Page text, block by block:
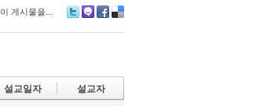
이 게시물을...
설교일자 설교자